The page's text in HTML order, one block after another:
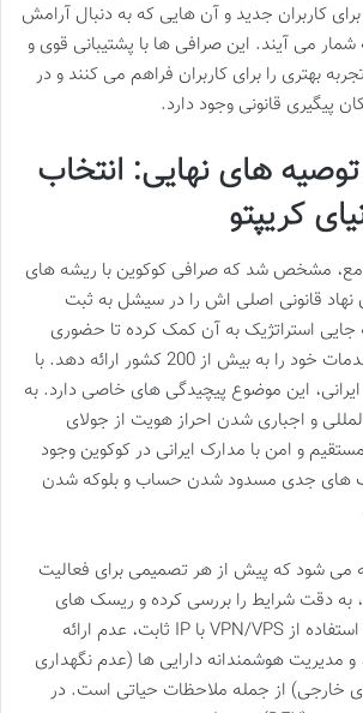
کاربران جدید و آن هایی که به دنبال آرامش
می آیند. این صرافی ها با پشتیبانی قوی و
بهتری را برای کاربران فراهم می کنند و در
پیگیری قانونی وجود دارد.
های نهایی: انتخاب
کریپتو
مشخص شد که صرافی کوکوین با ریشه های
قانونی اصلی اش را در سیشل به ثبت
جایی استراتژیک به آن کمک کرده تا حضوری
جهانی داشته باشد و خدمات خود را به بیش از 200 کشور ارائه دهد. با
ایرانی، این موضوع پیچیدگی های خاصی دارد. به
و اجباری شدن احراز هویت از جولای
مستقیم و امن با مدارک ایرانی در کوکوین وجود
های جدی مسدود شدن حساب و بلوکه شدن
می شود که پیش از هر تصمیمی برای فعالیت
دقت شرایط را بررسی کرده و ریسک های
موجود را ارزیابی کنند. استفاده از VPN/VPS با IP ثابت، عدم ارائه
و مدیریت هوشمندانه دارایی ها (عدم نگهداری
خارجی) از جمله ملاحظات حیاتی است. در